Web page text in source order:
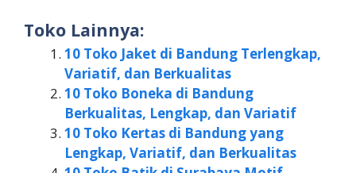
Toko Lainnya:
10 Toko Jaket di Bandung Terlengkap,
Variatif, dan Berkualitas
10 Toko Boneka di Bandung
Berkualitas, Lengkap, dan Variatif
10 Toko Kertas di Bandung yang
Lengkap, Variatif, dan Berkualitas